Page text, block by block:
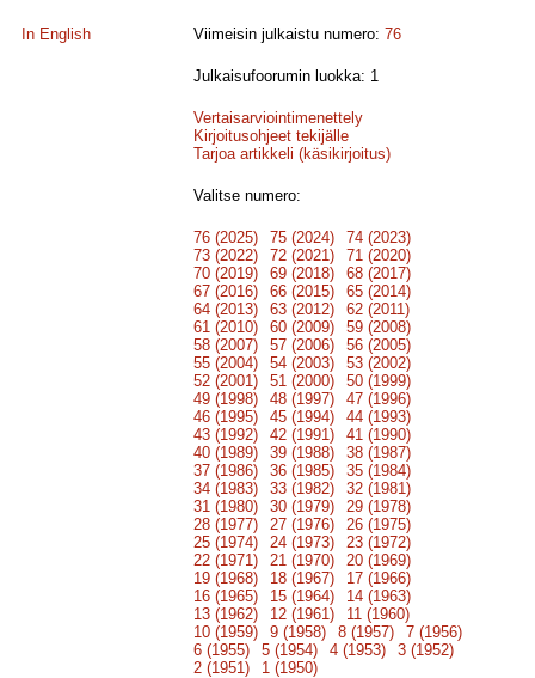
In English Viimeisin julkaistu numero:76
Julkaisufoorumin luokka: 1
Vertaisarviointimenettely
Kirjoitusohjeet tekijälle
Tarjoa artikkeli (käsikirjoitus)
Valitse numero:
76 (2025) 75 (2024)
74 (2023)
73 (2022)
72 (2021)
71 (2020)
70 (2019)
69 (2018)
68 (2017)
67 (2016)
66 (2015)
65 (2014)
64 (2013)
63 (2012)
62 (2011)
61 (2010)
60 (2009)
59 (2008)
58 (2007)
57 (2006)
56 (2005)
55 (2004)
54 (2003)
53 (2002)
52 (2001)
51 (2000)
50 (1999)
49 (1998)
48 (1997)
47 (1996)
46 (1995)
45 (1994)
44 (1993)
43 (1992)
42 (1991)
41 (1990)
40 (1989)
39 (1988)
38 (1987)
37 (1986)
36 (1985)
35 (1984)
34 (1983)
33 (1982)
32 (1981)
31 (1980)
30 (1979)
29 (1978)
28 (1977)
27 (1976)
26 (1975)
25 (1974)
24 (1973)
23 (1972)
22 (1971)
21 (1970)
20 (1969)
19 (1968)
18 (1967)
17 (1966)
16 (1965)
15 (1964)
14 (1963)
13 (1962)
12 (1961)
11 (1960)
10 (1959)
9 (1958) 8 (1957)
7 (1956)
6 (1955)
5 (1954) 4 (1953)
3 (1952)
2 (1951)
1 (1950)